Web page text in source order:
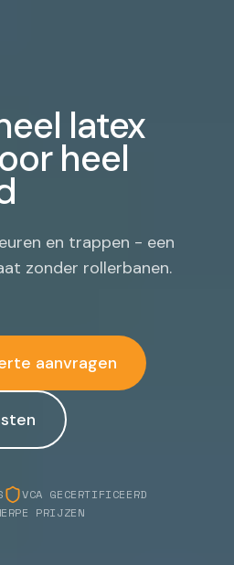
latex
heel
en trappen - een
zonder rollerbanen.
aanvragen
VCA GECERTIFICEERD
PRIJZEN